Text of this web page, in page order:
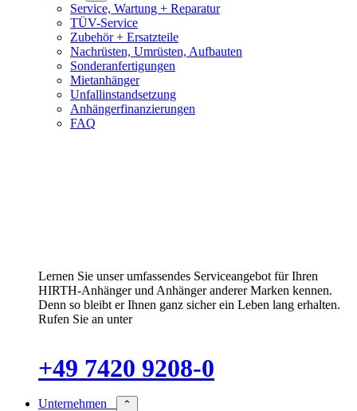
Service, Wartung + Reparatur
TÜV-Service
Zubehör + Ersatzteile
Nachrüsten, Umrüsten, Aufbauten
Sonderanfertigungen
Mietanhänger
Unfallinstandsetzung
Anhängerfinanzierungen
FAQ
Lernen Sie unser umfassendes Serviceangebot für Ihren
HIRTH-Anhänger und Anhänger anderer Marken kennen.
Denn so bleibt er Ihnen ganz sicher ein Leben lang erhalten.
Rufen Sie an unter
+49 7420 9208-0
Unternehmen ⌃